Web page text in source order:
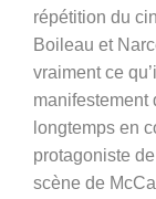
répétition du
Boileau et
vraiment ce
manifestement
longtemps en
protagoniste
scène de